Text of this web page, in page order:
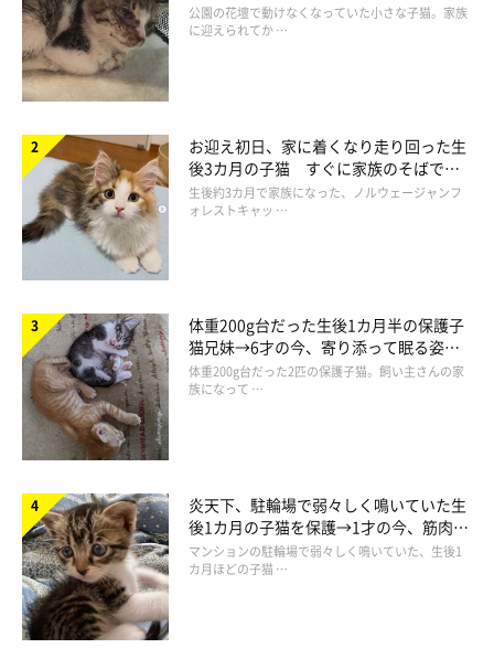
保護猫についていろいろと調べていくなかで、次第に
対に幸せにする！」 という思いが強くなったそうです。
@tsumugi.2020
と“姉妹”のような関係に
公園の花壇で動けなくなっていた小さな子猫。家族
に迎えられてか …
お迎え初日、家に着くなり走り回った生
後3カ月の子猫 すぐに家族のそばで落
ち着く姿に「迎えてよかった」
生後約3カ月で家族になった、ノルウェージャンフ
ォレストキャッ …
体重200g台だった生後1カ月半の保護子
猫兄妹→6才の今、寄り添って眠る姿に
ほっこり！
体重200g台だった2匹の保護子猫。飼い主さんの家
族になって …
炎天下、駐輪場で弱々しく鳴いていた生
後1カ月の子猫を保護→1才の今、筋肉質
でツンデレなコに成長
マンションの駐輪場で弱々しく鳴いていた、生後1
カ月ほどの子猫 …